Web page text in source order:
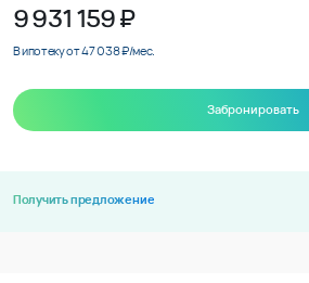
9 931 159₽
В ипотеку от 47 038 ₽/мес.
Забронировать
Получить предложение